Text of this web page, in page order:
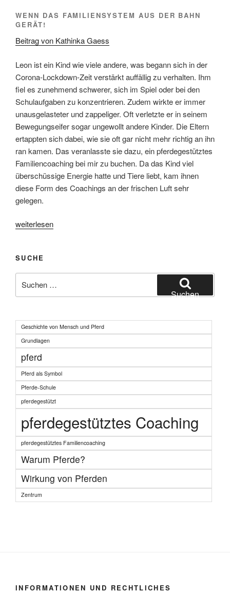
WENN DAS FAMILIENSYSTEM AUS DER BAHN
GERÄT!
Beitrag von Kathinka Gaess
Leon ist ein Kind wie viele andere, was begann sich in der
Corona-Lockdown-Zeit verstärkt auffällig zu verhalten. Ihm
fiel es zunehmend schwerer, sich im Spiel oder bei den
Schulaufgaben zu konzentrieren. Zudem wirkte er immer
unausgelasteter und zappeliger. Oft verletzte er in seinem
Bewegungseifer sogar ungewollt andere Kinder. Die Eltern
ertappten sich dabei, wie sie oft gar nicht mehr richtig an ihn
ran kamen. Das veranlasste sie dazu, ein pferdegestütztes
Familiencoaching bei mir zu buchen. Da das Kind viel
überschüssige Energie hatte und Tiere liebt, kam ihnen
diese Form des Coachings an der frischen Luft sehr
gelegen.
„Pferdegestütztes
weiterlesen
SUCHE
nach:
Suchen
Geschichte von Mensch und Pferd
Grundlagen
pferd
Pferd als Symbol
Pferde-Schule
pferdegestützt
pferdegestütztes Coaching
pferdegestütztes Familiencoaching
Warum Pferde?
Wirkung von Pferden
Zentrum
INFORMATIONEN UND RECHTLICHES